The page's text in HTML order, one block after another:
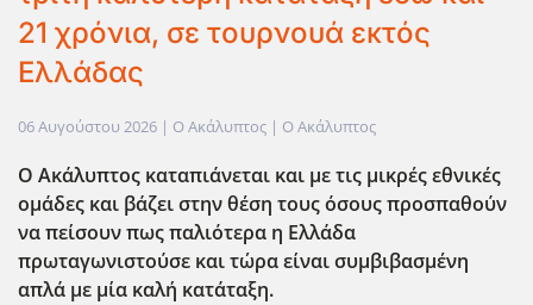
21 χρόνια, σε τουρνουά εκτός
Ελλάδας
06 Αυγούστου 2026 | Ο Ακάλυπτος | Ο Ακάλυπτος
Ο Ακάλυπτος καταπιάνεται και με τις μικρές εθνικές
ομάδες και βάζει στην θέση τους όσους προσπαθούν
να πείσουν πως παλιότερα η Ελλάδα
πρωταγωνιστούσε και τώρα είναι συμβιβασμένη
απλά με μία καλή κατάταξη.